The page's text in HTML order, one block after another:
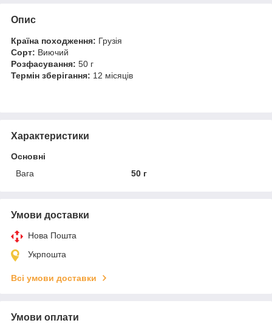
Опис
Країна походження: Грузія
Сорт: Виючий
Розфасування: 50 г
Термін зберігання: 12 місяців
Характеристики
Основні
Вага
50 г
Умови доставки
Нова Пошта
Укрпошта
Всі умови доставки
Умови оплати